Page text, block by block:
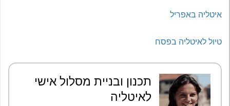
איטליה באפריל
טיול לאיטליה בפסח
תכנון ובניית מסלול אישי
לאיטליה